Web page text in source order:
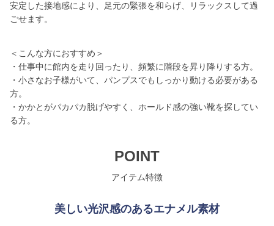
安定した接地感により、足元の緊張を和らげ、リラックスして過
ごせます。
＜こんな方におすすめ＞
・仕事中に館内を走り回ったり、頻繁に階段を昇り降りする方。
・小さなお子様がいて、パンプスでもしっかり動ける必要がある
方。
・かかとがパカパカ脱げやすく、ホールド感の強い靴を探してい
る方。
POINT
アイテム特徴
美しい光沢感のあるエナメル素材